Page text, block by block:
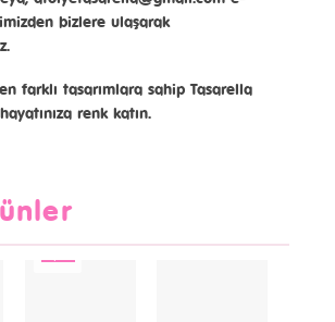
bizlere ulaşarak
en farklı tasarımlara sahip Tasarella
renk katın.